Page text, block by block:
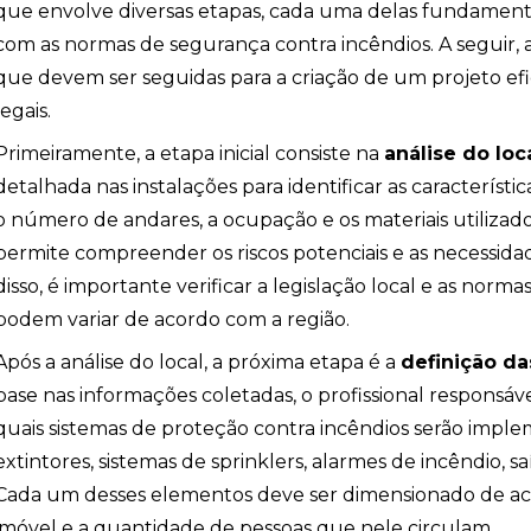
envolve diversas etapas, cada uma delas
as normas de segurança contra incêndios. A seguir,
devem ser seguidas para a criação de um projeto
a etapa inicial consiste na análise do
nas instalações para identificar as
número de andares, a ocupação e os materiais
compreender os riscos potenciais e as
é importante verificar a legislação local e as
variar de acordo com a região.
a análise do local, a próxima etapa é a definição
nas informações coletadas, o profissional
sistemas de proteção contra incêndios serão
sistemas de sprinklers, alarmes de incêndio,
um desses elementos deve ser dimensionado de